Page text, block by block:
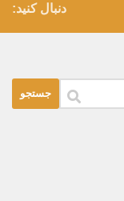
دنبال کنید: